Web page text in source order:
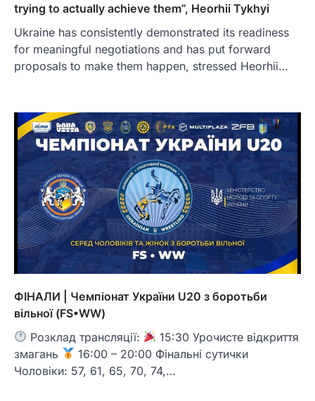
trying to actually achieve them”, Heorhii Tykhyi
Ukraine has consistently demonstrated its readiness
for meaningful negotiations and has put forward
proposals to make them happen, stressed Heorhii…
ФІНАЛИ | Чемпіонат України U20 з боротьби
вільної (FS•WW)
Розклад трансляції:
15:30 Урочисте відкриття
змагань
16:00 – 20:00 Фінальні сутички
Чоловіки: 57, 61, 65, 70, 74,…